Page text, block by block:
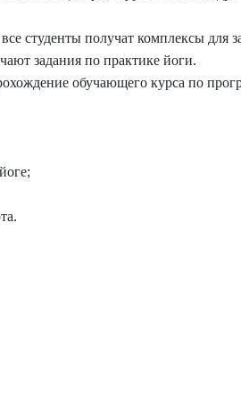
студенты получат комплексы для
задания по практике йоги.
обучающего курса по